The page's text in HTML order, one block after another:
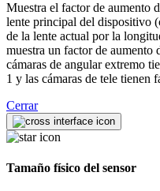
Muestra el factor de aumento
lente principal del dispositivo
de la lente actual por la
muestra un factor de aumento
cámaras de angular extremo
1 y las cámaras de tele tienen
Cerrar
Tamaño físico del sensor